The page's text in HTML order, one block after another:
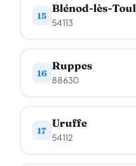
15
Blénod-lès-Toul
54113
16
Ruppes
88630
17
Uruffe
54112